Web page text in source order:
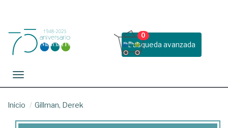
Busqueda avanzada
0
Toggle navigation
Inicio Gillman, Derek